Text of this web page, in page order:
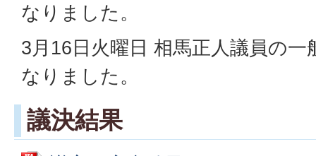
なりました。
3月16日火曜日 相馬正人議員の
なりました。
議決結果